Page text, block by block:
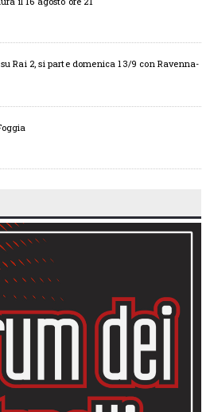
Rai 2, si parte domenica 13/9 con Ravenna-